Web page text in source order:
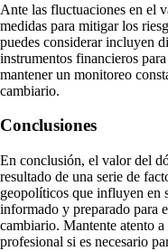
Ante las fluctuaciones en el
medidas para mitigar los
puedes considerar incluyen
instrumentos financieros
mantener un monitoreo
cambiario.
Conclusiones
En conclusión, el valor del
resultado de una serie de
geopolíticos que influyen en
informado y preparado para
cambiario. Mantente atento
profesional si es necesario